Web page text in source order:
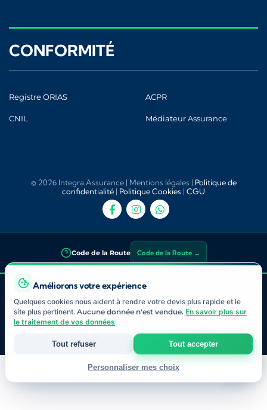
CONFORMITÉ
Registre ORIAS ACPR
CNIL Médiateur Assurance
© 2026 Integra Assurance | Mentions légales | Politique de
confidentialité | Politique Cookies | CGU
Code de la Route Code de la Route →
Améliorons votre expérience
Quelques cookies nous aident à rendre votre devis plus rapide et le
site plus pertinent. Aucune donnée n'est vendue. En savoir plus sur
le traitement de vos données
Tout refuser Tout accepter
Personnaliser mes choix
l’ORIAS sous le
n° 25 002 890 . Vérifiable surorias.fr. Sous la
supervision de l’ACPR(Autorité de Contrôle Prudentiel et de
Résolution). Consultez lesavis clients sur Trustpilot.